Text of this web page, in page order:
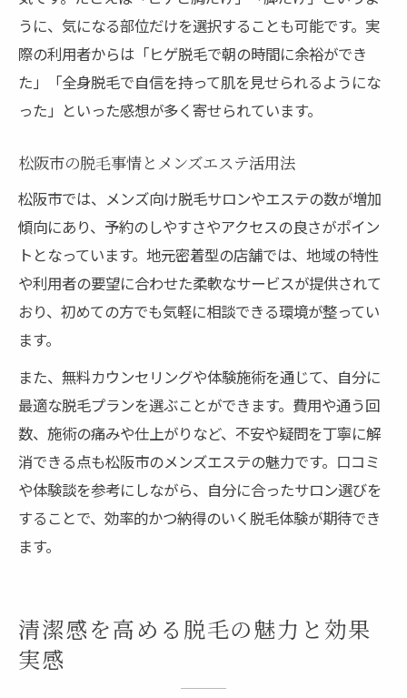
うに、気になる部位だけを選択することも可能です。実
際の利用者からは「ヒゲ脱毛で朝の時間に余裕ができ
た」「全身脱毛で自信を持って肌を見せられるようにな
った」といった感想が多く寄せられています。
松阪市の脱毛事情とメンズエステ活用法
松阪市では、メンズ向け脱毛サロンやエステの数が増加
傾向にあり、予約のしやすさやアクセスの良さがポイン
トとなっています。地元密着型の店舗では、地域の特性
や利用者の要望に合わせた柔軟なサービスが提供されて
おり、初めての方でも気軽に相談できる環境が整ってい
ます。
また、無料カウンセリングや体験施術を通じて、自分に
最適な脱毛プランを選ぶことができます。費用や通う回
数、施術の痛みや仕上がりなど、不安や疑問を丁寧に解
消できる点も松阪市のメンズエステの魅力です。口コミ
や体験談を参考にしながら、自分に合ったサロン選びを
することで、効率的かつ納得のいく脱毛体験が期待でき
ます。
清潔感を高める脱毛の魅力と効果
実感